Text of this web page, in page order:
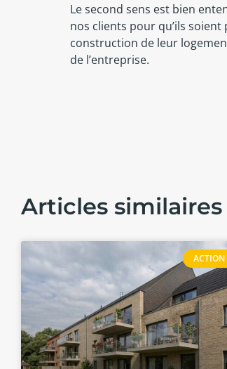
Le second sens est bien
nos clients pour qu’ils
construction de leur
de l’entreprise.
Articles similaires
ACTION